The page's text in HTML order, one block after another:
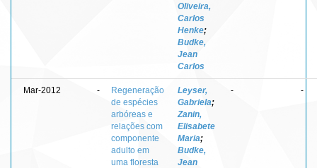
Oliveira,
Carlos
Henke;
Budke,
Jean
Carlos
Mar-2012 -
Regeneração
de espécies
arbóreas e
relações com
componente
adulto em
uma floresta
Leyser,
Gabriela;
Zanin,
Elisabete
Maria;
Budke,
Jean
- -